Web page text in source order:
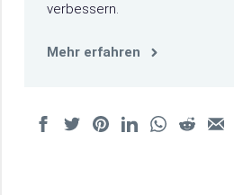
verbessern.
Mehr erfahren